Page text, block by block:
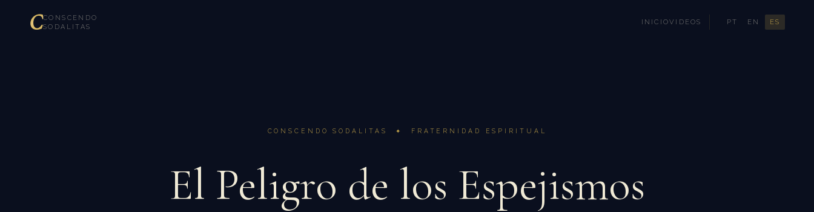
CCONSCENDO
SODALITAS
INICIOVIDEOS PT EN ES
CONSCENDO SODALITAS ✦ FRATERNIDAD ESPIRITUAL
El Peligro de los Espejismos